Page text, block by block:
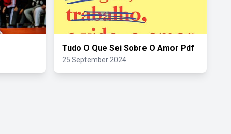
Tudo O Que Sei Sobre O Amor Pdf
25 September 2024